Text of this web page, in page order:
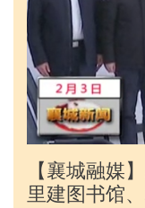
【襄城融媒
里建图书馆